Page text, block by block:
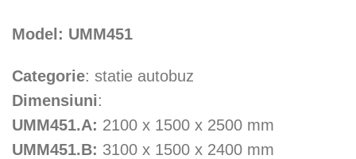
Model: UMM451
Categorie: statie autobuz
Dimensiuni:
UMM451.A: 2100 x 1500 x 2500 mm
UMM451.B: 3100 x 1500 x 2400 mm